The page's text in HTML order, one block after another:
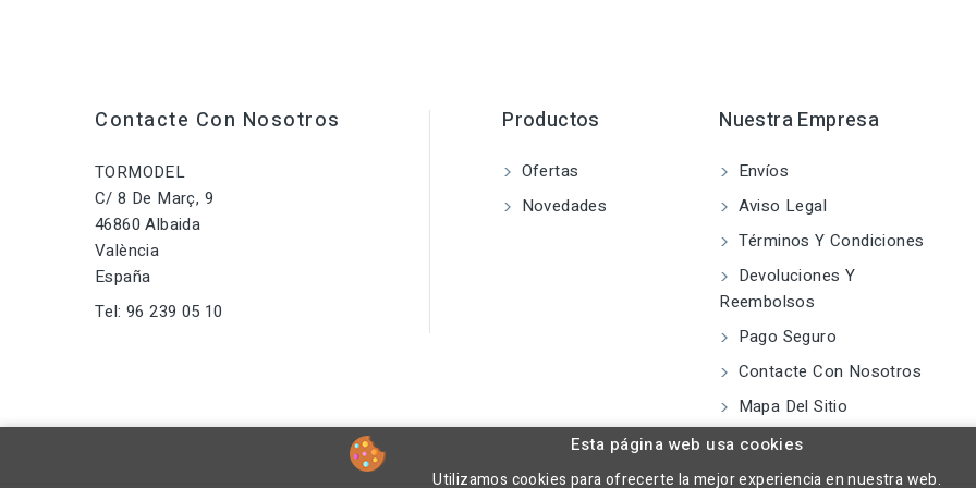
Contacte Con Nosotros
TORMODEL
C/ 8 De Març, 9
46860 Albaida
València
España
Tel: 96 239 05 10
Productos
Ofertas
Novedades
Nuestra Empresa
Envíos
Aviso Legal
Términos Y Condiciones
Devoluciones Y
Reembolsos
Pago Seguro
Contacte Con Nosotros
Mapa Del Sitio
Esta página web usa cookies
Utilizamos cookies para ofrecerte la mejor experiencia en nuestra web.